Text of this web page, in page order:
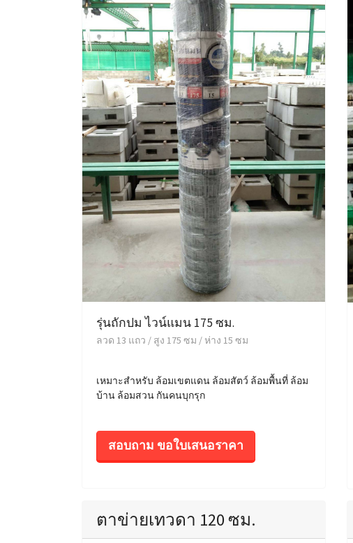
รุ่นถักปม ไวน์แมน 175 ซม.
ลวด 13 แถว / สูง 175 ซม / ห่าง 15 ซม
เหมาะสำหรับ ล้อมเขตแดน ล้อมสัตว์ ล้อมพื้นที่ ล้อม
บ้าน ล้อมสวน กันคนบุกรุก
สอบถาม ขอใบเสนอราคา
ตาข่ายเทวดา 120 ซม.